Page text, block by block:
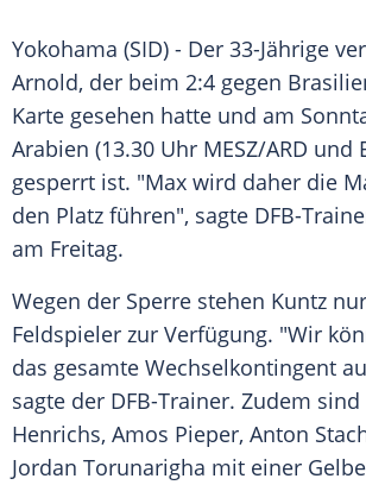
Yokohama (SID) - Der 33-Jährige
Arnold, der beim 2:4 gegen
Karte gesehen hatte und am
Arabien (13.30 Uhr MESZ/ARD und
gesperrt ist. "Max wird daher die
den Platz führen", sagte DFB-
am Freitag.
Wegen der Sperre stehen Kuntz
Feldspieler zur Verfügung. "Wir
das gesamte Wechselkontingent
sagte der DFB-Trainer. Zudem sind
Henrichs, Amos Pieper, Anton
Jordan Torunarigha mit einer